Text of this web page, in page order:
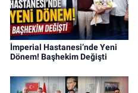
İmperial Hastanesi’nde Yeni
Dönem! Başhekim Değişti